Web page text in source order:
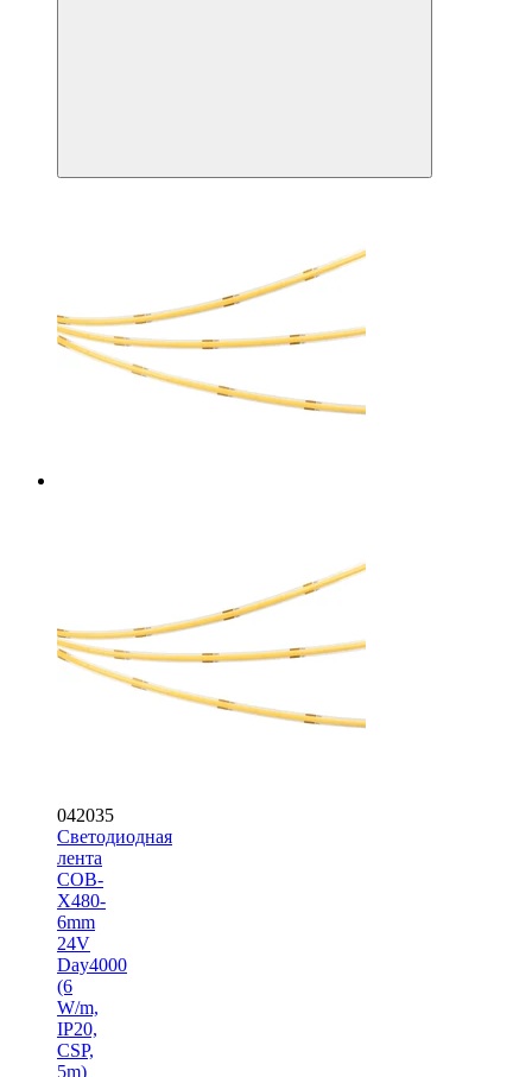
042035
Светодиодная
лента
COB-
X480-
6mm
24V
Day4000
(6
W/m,
IP20,
CSP,
5m)